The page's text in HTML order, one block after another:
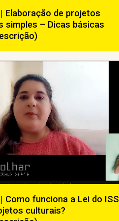
Elaboração de projetos
simples – Dicas básicas
Como funciona a Lei do ISS
culturais?